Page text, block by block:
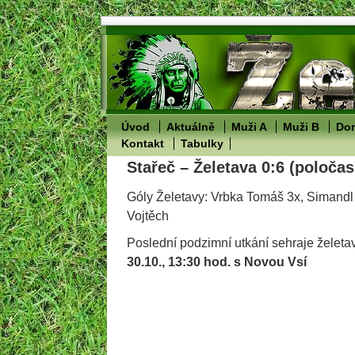
Úvod Aktuálně Muži A Muži B
Kontakt
Tabulky
Stařeč – Želetava 0:6
Góly Želetavy: Vrbka Tomáš 3x,
Vojtěch
Poslední podzimní utkání sehraje
30.10., 13:30 hod. s Novou Vsí